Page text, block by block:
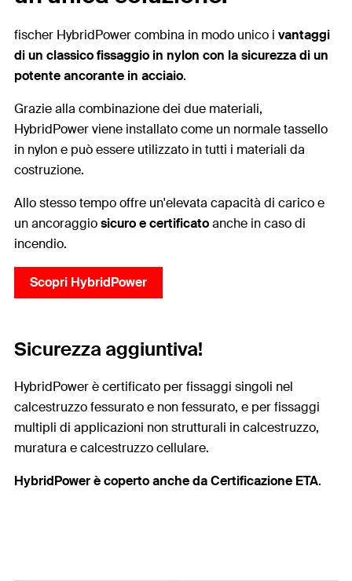
fischer HybridPower combina in modo unico i vantaggi
di un classico fissaggio in nylon con lasicurezza di un
potente ancorante in acciaio.
Grazie alla combinazione dei due materiali,
HybridPower viene installato come un normale tassello
in nylon e può essere utilizzato in tutti i materiali da
costruzione.
Allo stesso tempo offre un'elevata capacità di carico e
un ancoraggiosicuro e certificatoanche in caso di
incendio.
Scopri HybridPower
Sicurezza aggiuntiva!
HybridPower è certificato per fissaggi singoli nel
calcestruzzo fessurato e non fessurato, e per fissaggi
multipli di applicazioni non strutturali in calcestruzzo,
muratura e calcestruzzo cellulare.
HybridPower è coperto anche da Certificazione ETA.